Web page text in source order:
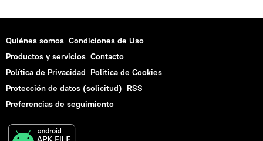
Quiénes somos Condiciones de Uso
Productos y servicios Contacto
Política de Privacidad Politica de Cookies
Protección de datos (solicitud) RSS
Preferencias de seguimiento